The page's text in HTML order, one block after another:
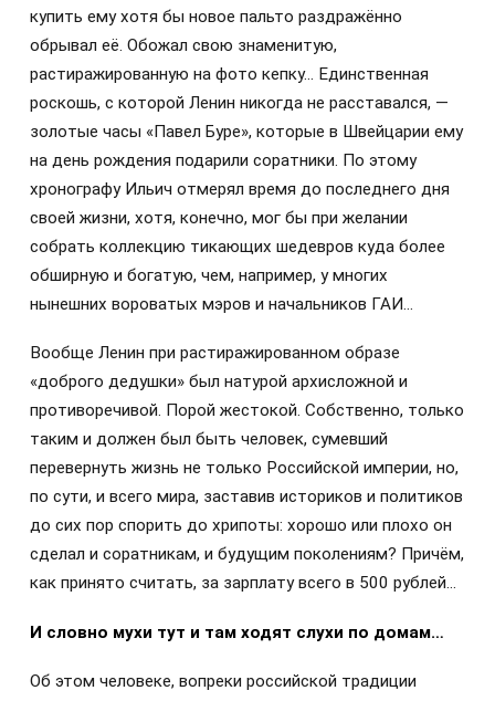
купить ему хотя бы новое пальто раздражённо
обрывал её. Обожал свою знаменитую,
растиражированную на фото кепку… Единственная
роскошь, с которой Ленин никогда не расставался, —
золотые часы «Павел Буре», которые в Швейцарии ему
на день рождения подарили соратники. По этому
хронографу Ильич отмерял время до последнего дня
своей жизни, хотя, конечно, мог бы при желании
собрать коллекцию тикающих шедевров куда более
обширную и богатую, чем, например, у многих
нынешних вороватых мэров и начальников ГАИ…
Вообще Ленин при растиражированном образе
«доброго дедушки» был натурой архисложной и
противоречивой. Порой жестокой. Собственно, только
таким и должен был быть человек, сумевший
перевернуть жизнь не только Российской империи, но,
по сути, и всего мира, заставив историков и политиков
до сих пор спорить до хрипоты: хорошо или плохо он
сделал и соратникам, и будущим поколениям? Причём,
как принято считать, за зарплату всего в 500 рублей…
И словно мухи тут и там ходят слухи по домам…
Об этом человеке, вопреки российской традиции